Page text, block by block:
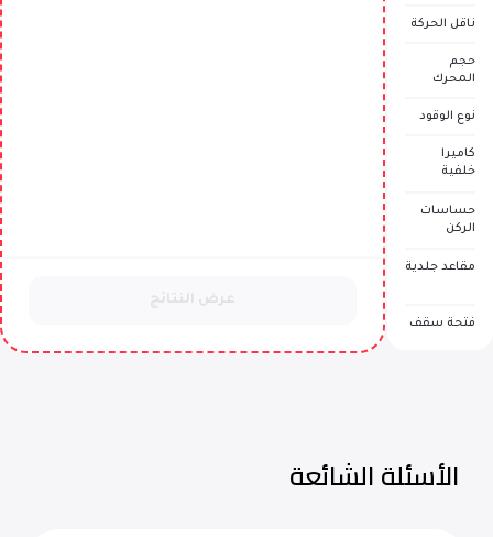
ناقل الحركة
حجم
المحرك
نوع الوقود
كاميرا
خلفية
حساسات
الركن
مقاعد جلدية
فتحة سقف
عرض النتائج
الأسئلة الشائعة